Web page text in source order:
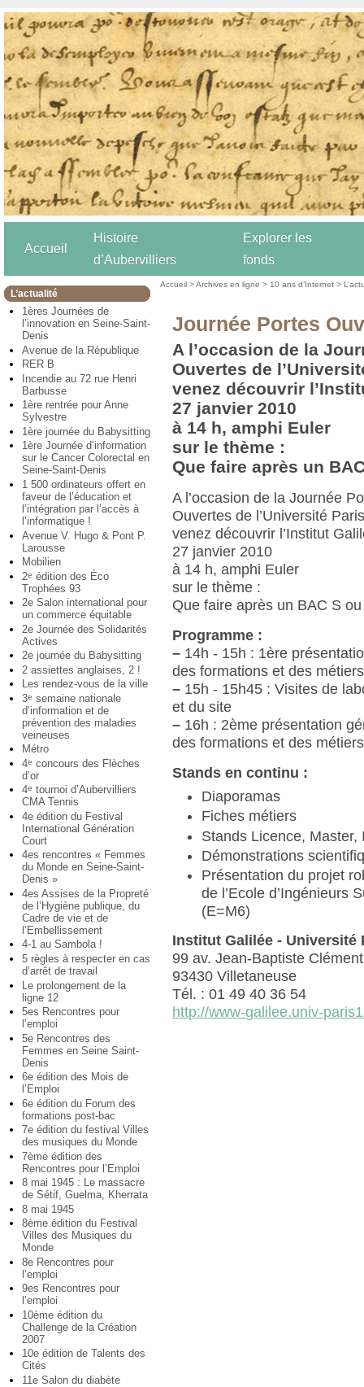
Accueil
Histoire
d’Aubervilliers
Explorer les
fonds
L’actualité
1ères Journées de
l’innovation en Seine-Saint-
Denis
Avenue de la République
RER B
Incendie au 72 rue Henri
Barbusse
1ère rentrée pour Anne
Sylvestre
1ère journée du Babysitting
1ère Journée d’information
sur le Cancer Colorectal en
Seine-Saint-Denis
1 500 ordinateurs offert en
faveur de l’éducation et
l’intégration par l’accès à
l’informatique !
Avenue V. Hugo & Pont P.
Larousse
Mobilien
2e édition des Éco
Trophées 93
2e Salon international pour
un commerce équitable
2e Journée des Solidarités
Actives
2e journée du Babysitting
2 assiettes anglaises, 2 !
Les rendez-vous de la ville
3e semaine nationale
d’information et de
prévention des maladies
veineuses
Métro
4e concours des Flèches
d’or
4e tournoi d’Aubervilliers
CMA Tennis
4e édition du Festival
International Génération
Court
4es rencontres « Femmes
du Monde en Seine-Saint-
Denis »
4es Assises de la Propreté
de l’Hygiène publique, du
Cadre de vie et de
l’Embellissement
4-1 au Sambola !
5 règles à respecter en cas
d’arrêt de travail
Le prolongement de la
ligne 12
5es Rencontres pour
l’emploi
5e Rencontres des
Femmes en Seine Saint-
Denis
6e édition des Mois de
l’Emploi
6e édition du Forum des
formations post-bac
7e édition du festival Villes
des musiques du Monde
7ème édition des
Rencontres pour l’Emploi
8 mai 1945 : Le massacre
de Sétif, Guelma, Kherrata
8 mai 1945
8ème édition du Festival
Villes des Musiques du
Monde
8e Rencontres pour
l’emploi
9es Rencontres pour
l’emploi
10ème édition du
Challenge de la Création
2007
10e édition de Talents des
Cités
11e Salon du diabète
Accueil >Archives en ligne > 10 ans d’Internet >
Journée Portes
A l’occasion de la
Ouvertes de
venez découvrir
27 janvier 2010
à 14 h, amphi Euler
sur le thème :
Que faire après un
A l’occasion de la Journée
Ouvertes de l’Université
venez découvrir l’Institut
27 janvier 2010
à 14 h, amphi Euler
sur le thème :
Que faire après un BAC S
Programme :
– 14h - 15h : 1ère
des formations et des métiers
– 15h - 15h45 : Visites de
et du site
– 16h : 2ème présentation
des formations et des métiers
Stands en continu :
Diaporamas
Fiches métiers
Stands Licence, Master,
Démonstrations
Présentation du projet
de l’Ecole d’Ingénieurs
(E=M6)
Institut Galilée - Université
99 av. Jean-Baptiste Clément
93430 Villetaneuse
Tél. : 01 49 40 36 54
http://www-galilee.univ-